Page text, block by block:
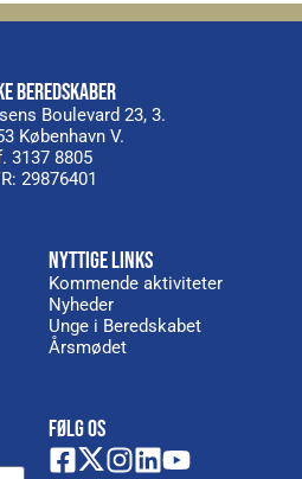
BEREDSKABER
Boulevard 23, 3.
København V.
3137 8805
29876401
NYTTIGE LINKS
Kommende aktiviteter
Nyheder
Unge i Beredskabet
Årsmødet
FØLG OS